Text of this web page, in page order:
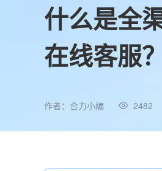
什么是全
在线客服？
作者：合力小编 2482